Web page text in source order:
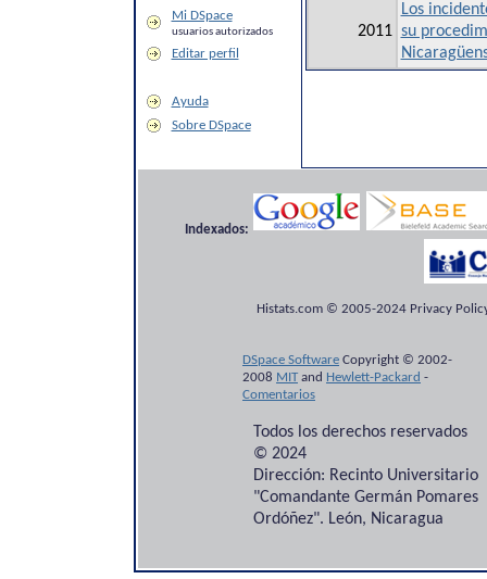
Mi DSpace
usuarios autorizados
Editar perfil
Ayuda
Sobre DSpace
2011
Los
su
Indexados:
Histats.com © 2005-2024 Privacy
DSpace Software Copyright © 2002-
2008 MITand Hewlett-Packard -
Comentarios
Todos los derechos reservados
© 2024
Dirección: Recinto Universitario
"Comandante Germán Pomares
Ordóñez". León, Nicaragua